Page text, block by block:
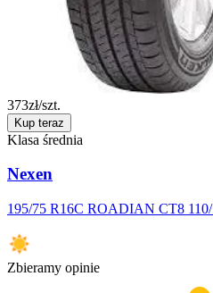
373zł/szt.
Kup teraz
Klasa średnia
Nexen
195/75 R16C ROADIAN CT8
Zbieramy opinie